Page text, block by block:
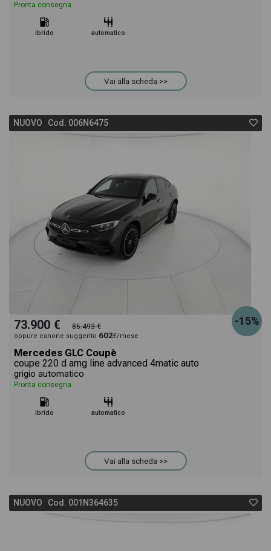
Pronta consegna
ibrido automatico
Vai alla scheda >>
NUOVO Cod. 006N6475
-15%
73.900 € 86.493 €
oppure canone suggerito 602€/mese
Mercedes GLC Coupè
coupe 220 d amg line advanced 4matic auto
grigio automatico
Pronta consegna
ibrido automatico
Vai alla scheda >>
NUOVO Cod. 001N364635